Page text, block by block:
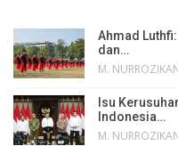
Ahmad
dan…
M.
Isu
Indonesia…
M.